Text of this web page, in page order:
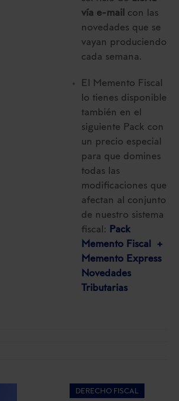
vía e-mail con las
novedades que se
vayan produciendo
cada semana.
El Memento Fiscal
lo tienes disponible
también en el
siguiente Pack con
un precio especial
para que domines
todas las
modificaciones que
afectan al conjunto
de nuestro sistema
fiscal: Pack
Memento Fiscal +
Memento Express
Novedades
Tributarias
DERECHO FISCAL